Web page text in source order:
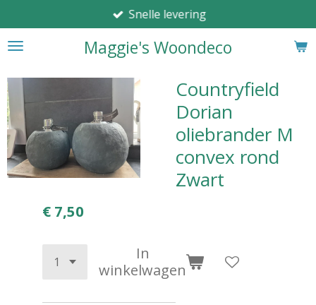
direct
naar
hoofdinhoud
Maggie's Woondeco
Snelle levering
Countryfield
Dorian
oliebrander M
convex rond
Zwart
€ 7,50
In
winkelwagen